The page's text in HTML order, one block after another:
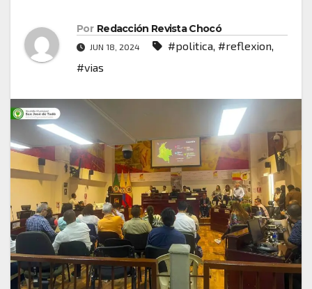
Por Redacción Revista Chocó
JUN 18, 2024 #politica, #reflexion,
#vias